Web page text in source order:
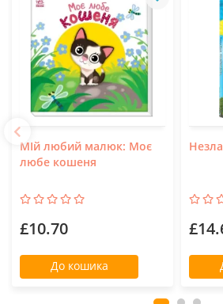
МІй любий малюк: Моє
любе кошеня
£10.70
До кошика